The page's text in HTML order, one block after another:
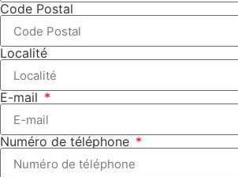
Code Postal
Localité
E-mail
Numéro de téléphone